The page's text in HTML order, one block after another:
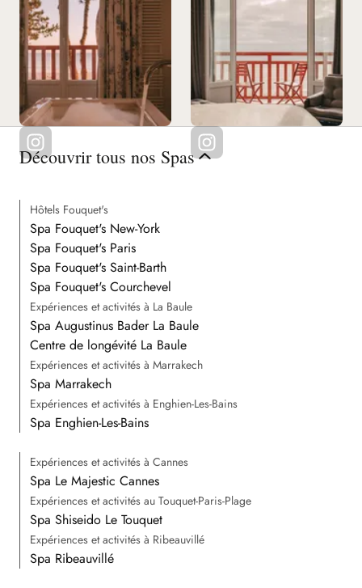
Découvrir tous nos Spas
Hôtels Fouquet's
Spa Fouquet's New-York
Spa Fouquet's Paris
Spa Fouquet's Saint-Barth
Spa Fouquet's Courchevel
Expériences et activités à La Baule
Spa Augustinus Bader La Baule
Centre de longévité La Baule
Expériences et activités à Marrakech
Spa Marrakech
Expériences et activités à Enghien-Les-Bains
Spa Enghien-Les-Bains
Expériences et activités à Cannes
Spa Le Majestic Cannes
Expériences et activités au Touquet-Paris-Plage
Spa Shiseido Le Touquet
Expériences et activités à Ribeauvillé
Spa Ribeauvillé